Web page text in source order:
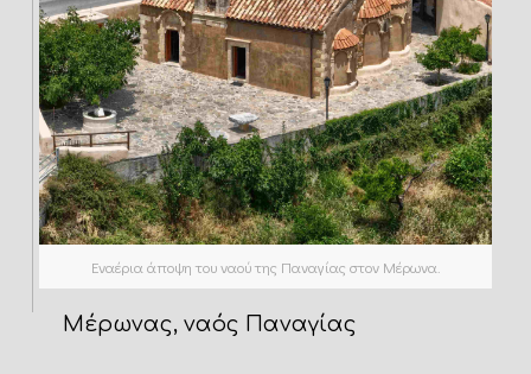
Εναέρια άποψη του ναού της Παναγίας στον Μέρωνα.
Μέρωνας, ναός Παναγίας